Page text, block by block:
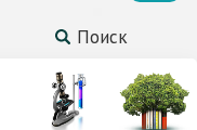
Поиск